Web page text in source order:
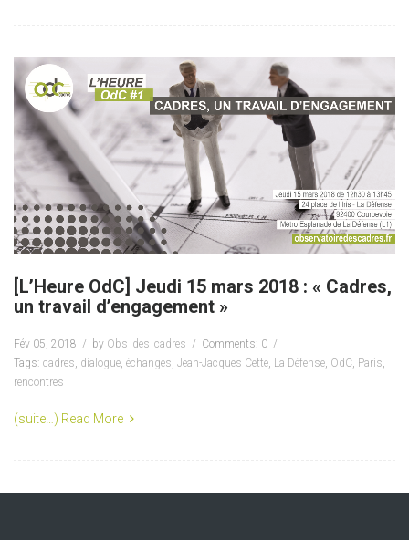
[L’Heure OdC] Jeudi 15 mars 2018 : « Cadres,
un travail d’engagement »
Fév 05, 2018 by Obs_des_cadres
Comments: 0
Tags: cadres dialogue échanges Jean-Jacques Cette La Défense OdC Paris
rencontres
(suite…) Read More